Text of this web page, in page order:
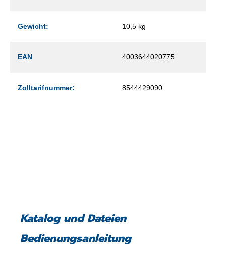
Gewicht: 10,5 kg
EAN 4003644020775
Zolltarifnummer: 8544429090
Katalog und Dateien
Bedienungsanleitung